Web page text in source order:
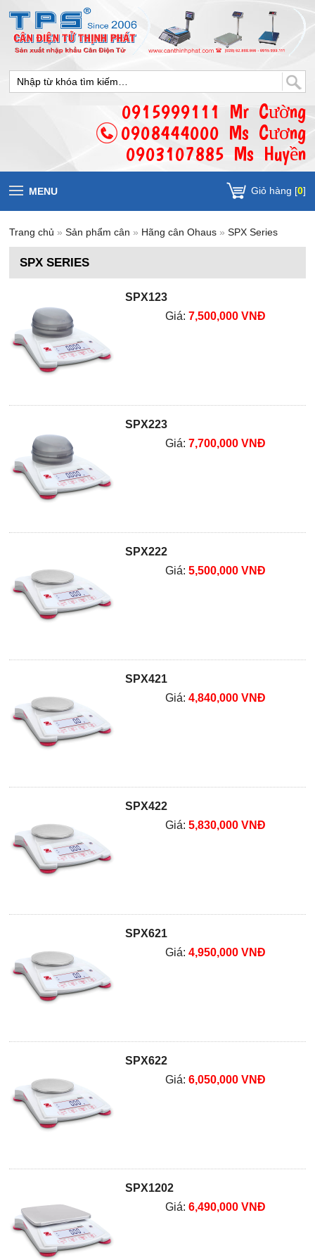
0915999111 Mr Cường
0908444000 Ms Cương
0903107885 Ms Huyền
MENU Giỏ hàng [0]
Trang chủ »Sản phẩm cân » Hãng cân Ohaus »SPX Series
SPX SERIES
SPX123
Giá: 7,500,000 VNĐ
SPX223
Giá: 7,700,000 VNĐ
SPX222
Giá: 5,500,000 VNĐ
SPX421
Giá: 4,840,000 VNĐ
SPX422
Giá: 5,830,000 VNĐ
SPX621
Giá: 4,950,000 VNĐ
SPX622
Giá: 6,050,000 VNĐ
SPX1202
Giá: 6,490,000 VNĐ